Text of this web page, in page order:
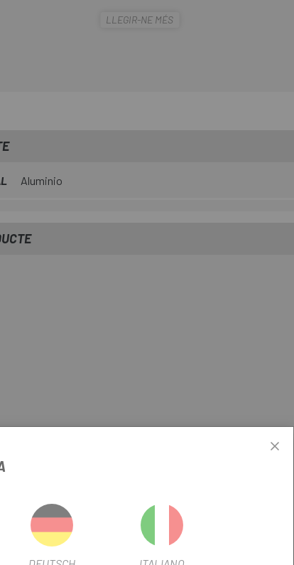
qualitat, proporciona una excel·lent resistència davant
LLEGIR-NE MÉS
Aluminio